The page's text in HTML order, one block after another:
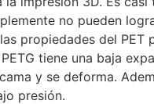
no pueden
propiedades del
tiene una baja
y se deforma.
presión.